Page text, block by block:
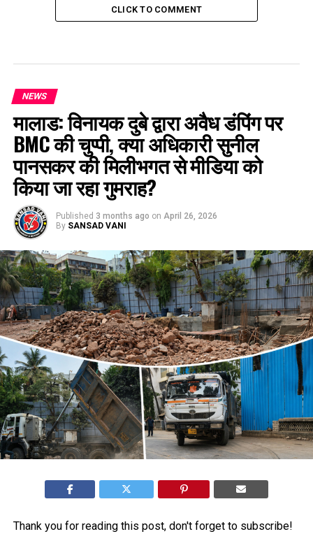
CLICK TO COMMENT
NEWS
मालाड: विनायक दुबे द्वारा अवैध डंपिंग पर
BMC की चुप्पी, क्या अधिकारी सुनील
पानसकर की मिलीभगत से मीडिया को
किया जा रहा गुमराह?
Published 3 months ago on April 26, 2026
By SANSAD VANI
Thank you for reading this post, don't forget to subscribe!